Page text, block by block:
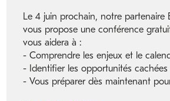
Le 4 juin prochain, notre partenaire
vous propose une conférence
vous aidera à :
- Comprendre les enjeux et le
- Identifier les opportunités
- Vous préparer dès maintenant